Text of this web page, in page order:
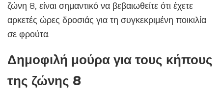
ζώνη 8, είναι σημαντικό να βεβαιωθείτε ότι έχετε
αρκετές ώρες δροσιάς για τη συγκεκριμένη ποικιλία
σε φρούτα.
Δημοφιλή μούρα για τους κήπους
της ζώνης 8